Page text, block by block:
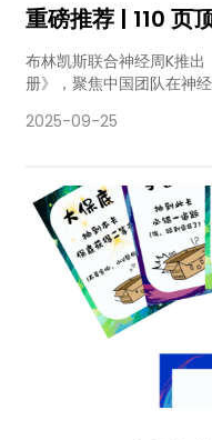
重磅推荐 | 110 页
学前沿手册》来
布林凯斯联合神经周K推
册》，聚焦中国团队在神
2025-09-25